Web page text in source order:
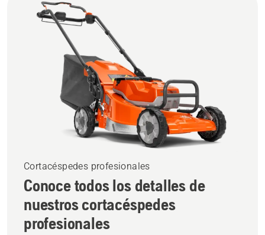
Cortacéspedes profesionales
Conoce todos los detalles de
nuestros cortacéspedes
profesionales